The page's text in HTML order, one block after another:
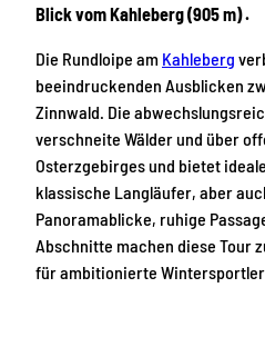
Blick vom Kahleberg (905 m) .
Die Rundloipe am Kahleberg
beeindruckenden Ausblicken
Zinnwald. Die
verschneite Wälder und über
Osterzgebirges und bietet
klassische Langläufer, aber
Panoramablicke, ruhige
Abschnitte machen diese Tour
für ambitionierte